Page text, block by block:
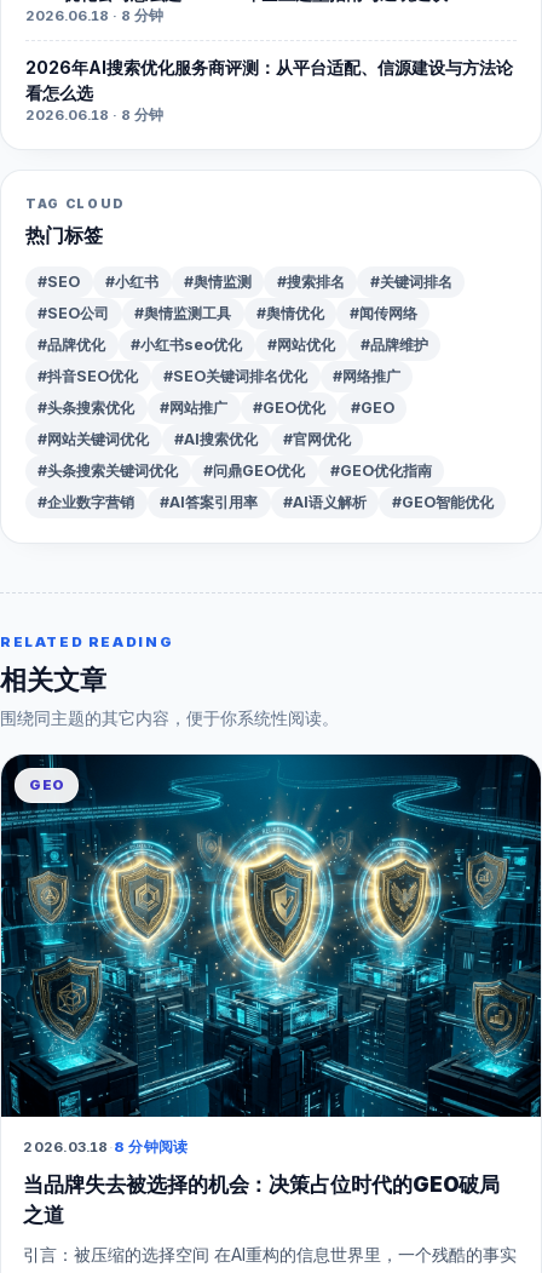
2026.06.18 · 8 分钟
2026年AI搜索优化服务商评测：从平台适配、信源建设与方法论
看怎么选
2026.06.18 · 8 分钟
TAG CLOUD
热门标签
#SEO #小红书 #舆情监测 #搜索排名
#关键词排名
#SEO公司
#舆情监测工具 #舆情优化
#闻传网络
#品牌优化
#小红书seo优化 #网站优化
#品牌维护
#抖音SEO优化
#SEO关键词排名优化
#网络推广
#头条搜索优化
#网站推广 #GEO优化
#GEO
#网站关键词优化
#AI搜索优化
#官网优化
#头条搜索关键词优化
#问鼎GEO优化
#GEO优化指南
#企业数字营销
#AI答案引用率 #AI语义解析 #GEO智能优化
RELATED READING
相关文章
围绕同主题的其它内容，便于你系统性阅读。
GEO
2026.03.18 ·8 分钟阅读
当品牌失去被选择的机会：决策占位时代的GEO破局
之道
引言：被压缩的选择空间 在AI重构的信息世界里，一个残酷的事实